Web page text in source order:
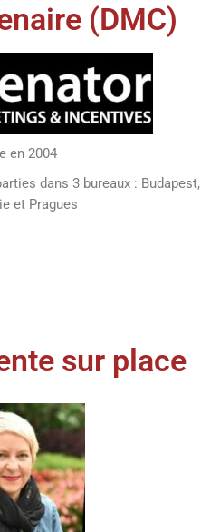
(DMC)
en 2004
dans 3 bureaux : Budapest,
et Pragues
sur place